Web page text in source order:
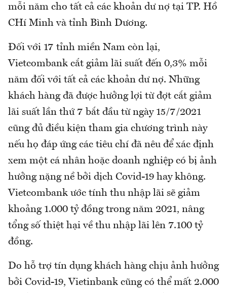
mỗi năm cho tất cả các khoản dư nợ tại TP. Hồ
CHí Minh và tỉnh Bình Dương.
Đối với 17 tỉnh miền Nam còn lại,
Vietcombank cắt giảm lãi suất đến 0,3% mỗi
năm đối với tất cả các khoản dư nợ. Những
khách hàng đã được hưởng lợi từ đợt cắt giảm
lãi suất lần thứ 7 bắt đầu từ ngày 15/7/2021
cũng đủ điều kiện tham gia chương trình này
nếu họ đáp ứng các tiêu chí đã nêu để xác định
xem một cá nhân hoặc doanh nghiệp có bị ảnh
hưởng nặng nề bởi dịch Covid-19 hay không.
Vietcombank ước tính thu nhập lãi sẽ giảm
khoảng 1.000 tỷ đồng trong năm 2021, nâng
tổng số thiệt hại về thu nhập lãi lên 7.100 tỷ
đồng.
Do hỗ trợ tín dụng khách hàng chịu ảnh hưởng
bởi Covid-19, Vietinbank cũng có thể mất 2.000